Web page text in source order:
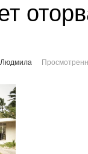
Людмила